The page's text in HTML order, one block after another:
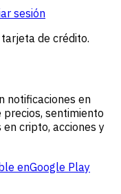
sesión
de crédito.
notificaciones en
sentimiento
cripto, acciones y
enGoogle Play